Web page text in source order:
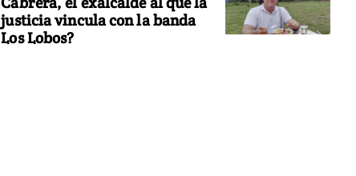
justicia vincula con la banda
Los Lobos?